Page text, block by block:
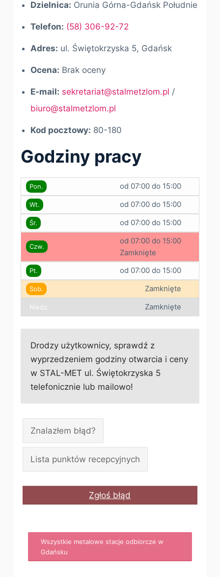
Dzielnica: Orunia Górna-Gdańsk Południe
Telefon: (58) 306-92-72
Adres: ul. Świętokrzyska 5, Gdańsk
Ocena: Brak oceny
E-mail: sekretariat@stalmetzlom.pl /
biuro@stalmetzlom.pl
Kod pocztowy: 80-180
Godziny pracy
Pon. od 07:00 do 15:00
Wt. od 07:00 do 15:00
Śr. od 07:00 do 15:00
Czw.
od 07:00 do 15:00
Zamknięte
Pt. od 07:00 do 15:00
Sob. Zamknięte
Niedz. Zamknięte
Drodzy użytkownicy, sprawdź z
wyprzedzeniem godziny otwarcia i ceny
w STAL-MET ul. Świętokrzyska 5
telefonicznie lub mailowo!
Znalazłem błąd?
Lista punktów recepcyjnych
Zgłoś błąd
Wszystkie metalowe stacje odbiorcze w
Gdańsku